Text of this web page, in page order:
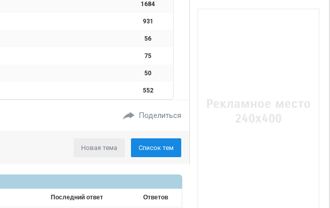
1684
931
56
75
50
552
Поделиться
Новая тема Список тем
Последний ответ Ответов